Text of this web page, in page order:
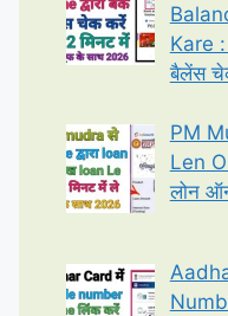
Kare :
बैलेंस
PM
Len
लोन